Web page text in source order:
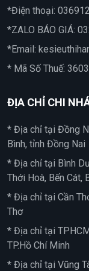
*Điện thoại:
*ZALO BÁO GIÁ:
*Email:
* Mã Số Thuế:
ĐỊA CHỈ CHI
* Địa chỉ tại Đồng
Bình, tỉnh Đồng Nai
* Địa chỉ tại Bình
Thới Hoà, Bến Cát,
* Địa chỉ tại Cần
Thơ
* Địa chỉ tại
TP.Hồ Chí Minh
* Địa chỉ tại Vũng